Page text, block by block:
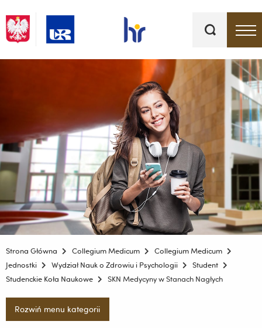
kluczowe
Strona Główna Collegium Medicum
Collegium Medicum
Jednostki
Wydział Nauk o Zdrowiu i Psychologii
Student
Studenckie Koła Naukowe
SKN Medycyny w Stanach Nagłych
Rozwiń menu kategorii